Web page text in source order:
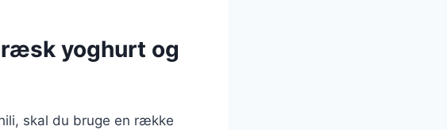
yoghurt og
skal du bruge en række